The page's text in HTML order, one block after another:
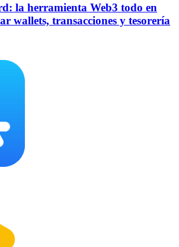
la herramienta Web3 todo en
wallets, transacciones y tesorería